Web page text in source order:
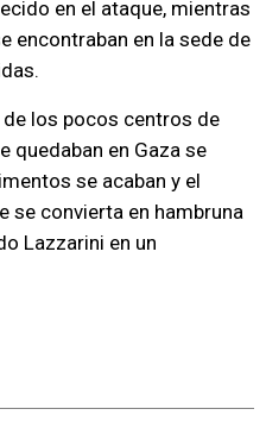
en el ataque, mientras
encontraban en la sede de
de los pocos centros de
quedaban en Gaza se
se acaban y el
se convierta en hambruna
Lazzarini en un